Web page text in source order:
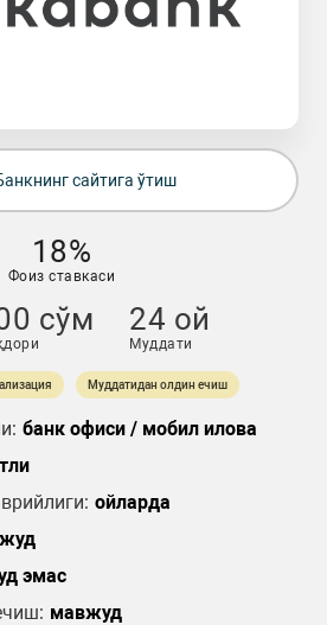
сайтига ўтиш
18%
Фоиз ставкаси
сўм 24 ой
Муддати
Муддатидан олдин ечиш
банк офиси / мобил илова
ойларда
эмас
мавжуд